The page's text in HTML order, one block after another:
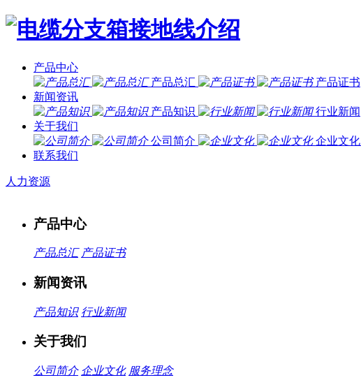
产品中心
产品总汇
产品证书
新闻资讯
产品知识
行业新闻
关于我们
公司简介
企业文化
联系我们
人力资源
产品中心
产品总汇 产品证书
新闻资讯
产品知识 行业新闻
关于我们
公司简介 企业文化 服务理念